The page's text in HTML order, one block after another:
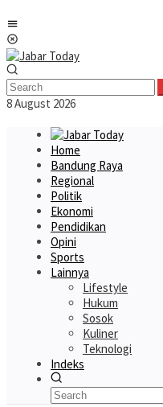
to
content
8 August 2026
Home
Bandung Raya
Regional
Politik
Ekonomi
Pendidikan
Opini
Sports
Lainnya
Lifestyle
Hukum
Sosok
Kuliner
Teknologi
Indeks